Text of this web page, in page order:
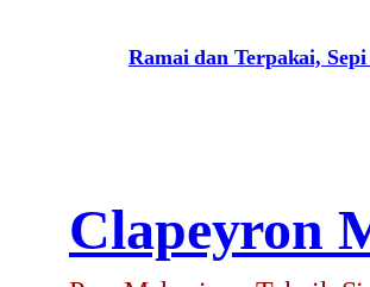
Ramai dan Terpakai,
Clapeyron